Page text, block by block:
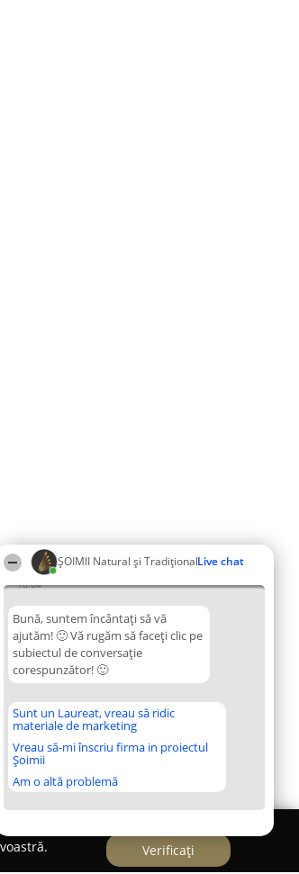
ȘOIMII Natural și TradiționalLive chat
18:04
Bună, suntem încântați să vă
ajutăm! 🙂 Vă rugăm să faceți clic pe
subiectul de conversație
corespunzător! 🙂
Sunt un Laureat, vreau să ridic
materiale de marketing
Vreau să-mi înscriu firma in proiectul
Șoimii
Am o altă problemă
Verificați